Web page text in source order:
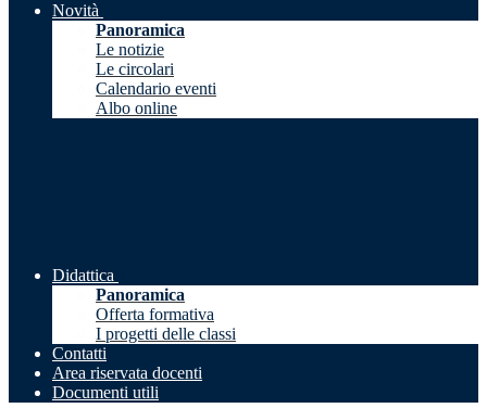
Novità
Panoramica
Le notizie
Le circolari
Calendario eventi
Albo online
Didattica
Panoramica
Offerta formativa
I progetti delle classi
Contatti
Area riservata docenti
Documenti utili